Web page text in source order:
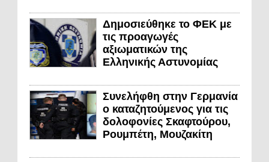
Δημοσιεύθηκε το ΦΕΚ με
τις προαγωγές
αξιωματικών της
Ελληνικής Αστυνομίας
Συνελήφθη στην Γερμανία
ο καταζητούμενος για τις
δολοφονίες Σκαφτούρου,
Ρουμπέτη, Μουζακίτη